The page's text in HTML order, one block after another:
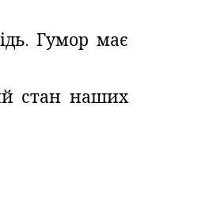
Гумор має
стан наших